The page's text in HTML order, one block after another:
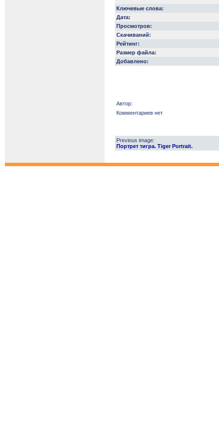
Ключевые слова:
Дата:
Просмотров:
Скачиваний:
Рейтинг:
Размер файла:
Добавлено:
Автор:
Комментариев нет
Previous image:
Портрет тигра. Tiger Portrait.